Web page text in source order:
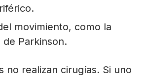
movimiento, como la
Parkinson.
no realizan cirugías. Si uno